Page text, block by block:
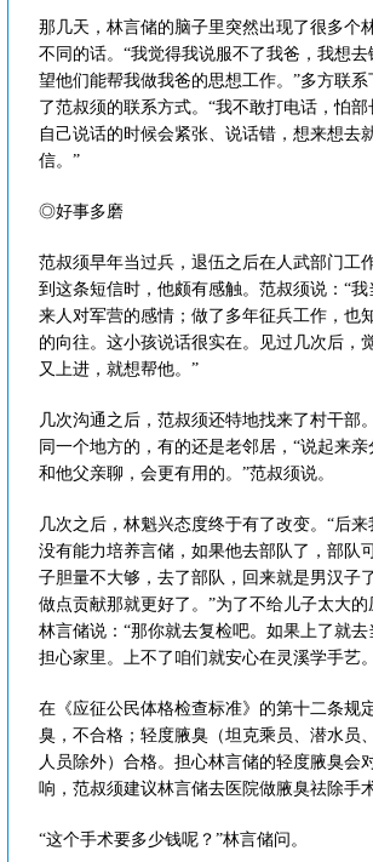
那几天，林言储的脑子里突然出现了很多个
不同的话。“我觉得我说服不了我爸，我想
望他们能帮我做我爸的思想工作。”多方联系
了范叔须的联系方式。“我不敢打电话，怕
自己说话的时候会紧张、说话错，想来想去
信。”
◎好事多磨
范叔须早年当过兵，退伍之后在人武部门工
到这条短信时，他颇有感触。范叔须说：“
来人对军营的感情；做了多年征兵工作，也
的向往。这小孩说话很实在。见过几次后，
又上进，就想帮他。”
几次沟通之后，范叔须还特地找来了村干部
同一个地方的，有的还是老邻居，“说起来
和他父亲聊，会更有用的。”范叔须说。
几次之后，林魁兴态度终于有了改变。“后
没有能力培养言储，如果他去部队了，部队
子胆量不大够，去了部队，回来就是男汉子
做点贡献那就更好了。”为了不给儿子太大
林言储说：“那你就去复检吧。如果上了就去
担心家里。上不了咱们就安心在灵溪学手艺
在《应征公民体格检查标准》的第十二条规
臭，不合格；轻度腋臭（坦克乘员、潜水员
人员除外）合格。担心林言储的轻度腋臭会
响，范叔须建议林言储去医院做腋臭祛除手术
“这个手术要多少钱呢？”林言储问。